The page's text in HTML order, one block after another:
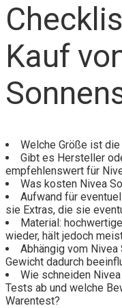
Kauf
Welche Größe ist
Gibt es Hersteller
empfehlenswert für
Was kosten Nivea
Aufwand für
sie Extras, die sie
Material:
wieder, hält jedoch
Abhängig vom Nivea
Gewicht dadurch
Wie schneiden
Tests ab und welche
Warentest?